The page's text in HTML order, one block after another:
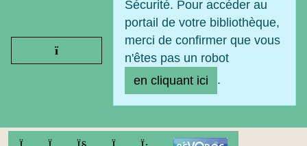
Ouvrir le menu
Sécurité. Pour accéder au
portail de votre bibliothèque,
merci de confirmer que vous
n'êtes pas un robot
en cliquant ici
.